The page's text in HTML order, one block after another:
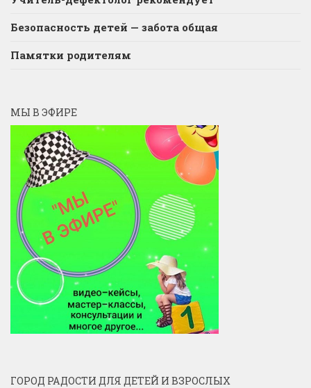
Безопасность детей — забота общая
Памятки родителям
МЫ В ЭФИРЕ
ГОРОД РАДОСТИ ДЛЯ ДЕТЕЙ И ВЗРОСЛЫХ